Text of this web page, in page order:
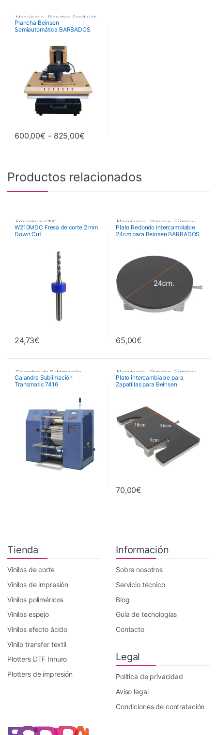
Maquinaria Planchas Sandwich
Planchas Térmicas
Plancha Beinsen
Semiautomática BARBADOS
600,00€ - 825,00€Rango de precios: desde 600,00€
Este producto tiene múltiples variantes. Las opciones se
Productos relacionados
Fresadoras CNC
Fresas de Corte CNC
W210MDC Fresa de corte 2 mm
Down Cut
24,73€
Maquinaria Planchas Térmicas
Recambios Planchas
Plato Redondo Intercambiable
24cm para Beinsen BARBADOS
65,00€
Calandras de Sublimación
Calandras de Sublimación
Calandra Sublimación
Transmatic 7416
Maquinaria Planchas Térmicas
Recambios Planchas
Plato intercambiable para
Zapatillas para Beinsen
70,00€
Tienda
Vinilos de corte
Vinilos de impresión
Vinilos poliméricos
Vinilos espejo
Vinilos efecto ácido
Vinilo transfer textil
Plotters DTF Innuro
Plotters de impresión
Información
Sobre nosotros
Servicio técnico
Blog
Guía de tecnologías
Contacto
Legal
Política de privacidad
Aviso legal
Condiciones de contratación